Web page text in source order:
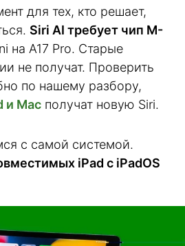
для тех, кто решает,
Siri AI требует чип M-
на A17 Pro. Старые
не получат. Проверить
по нашему разбору,
и Mac получат новую Siri.
с самой системой.
iPad с iPadOS